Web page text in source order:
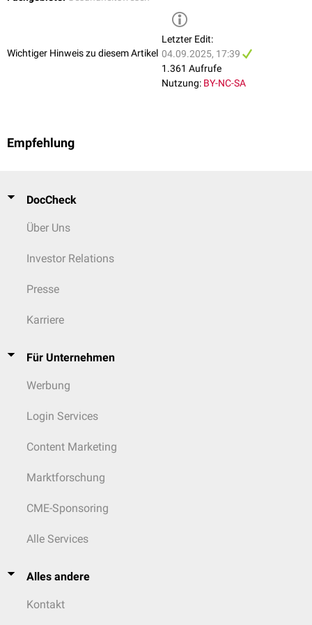
als Führungsaufgabe
Rechtliche und ethische Rahmenbedingungen (z.B. Datenschutz,
SGB V,G-BA-Richtlinien)
Implementierung und Überprüfung der Einhaltung von ärztlichen
Wichtiger Hinweis zu diesem Artikel
Letzter Edit:
04.09.2025, 17:39
1.361 Aufrufe
Nutzung: BY-NC-SA
Empfehlung
DocCheck
Über Uns
Investor Relations
Presse
Karriere
Für Unternehmen
Werbung
Login Services
Content Marketing
Marktforschung
CME-Sponsoring
Alle Services
Alles andere
Kontakt